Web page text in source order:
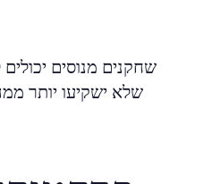
שחקנים מנוסים
שלא ישקיעו יותר